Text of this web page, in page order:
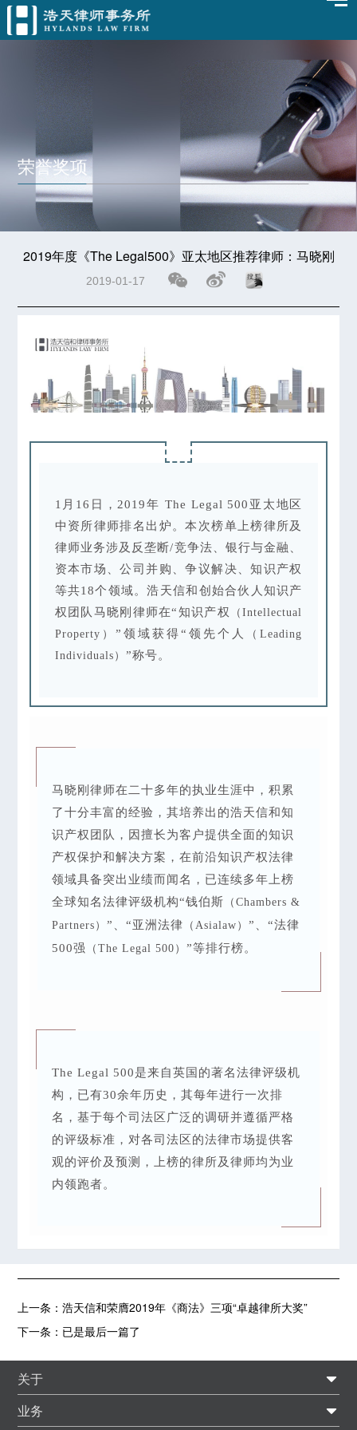
荣誉奖项
2019年度《The Legal500》亚太地区推荐律师：马晓刚
2019-01-17
1月16日，2019年 The Legal 500亚太地区
中资所律师排名出炉。本次榜单上榜律所及
律师业务涉及反垄断/竞争法、银行与金融、
资本市场、公司并购、争议解决、知识产权
等共18个领域。浩天信和创始合伙人知识产
权团队马晓刚律师在“知识产权
（Intellectual
Property） ”领域获得“领先个人
（Leading
Individuals） ”称号。
马晓刚律师在二十多年的执业生涯中，积累
了十分丰富的经验，其培养出的浩天信和知
识产权团队，因擅长为客户提供全面的知识
产权保护和解决方案，在前沿知识产权法律
领域具备突出业绩而闻名，已连续多年上榜
全球知名法律评级机构“钱伯斯 （Chambers &
Partners）”、“亚洲法律 （Asialaw）”、“法律
500强
（The Legal 500）”等排行榜。
The Legal 500是来自英国的著名法律评级机
构，已有30余年历史，其每年进行一次排
名，基于每个司法区广泛的调研并遵循严格
的评级标准，对各司法区的法律市场提供客
观的评价及预测，上榜的律所及律师均为业
内领跑者。
上一条：浩天信和荣膺2019年《商法》三项“卓越律所大奖”
下一条： 已是最后一篇了
关于
业务